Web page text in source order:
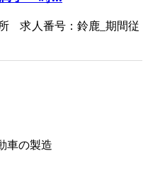
求人番号：鈴鹿_期間従
車の製造